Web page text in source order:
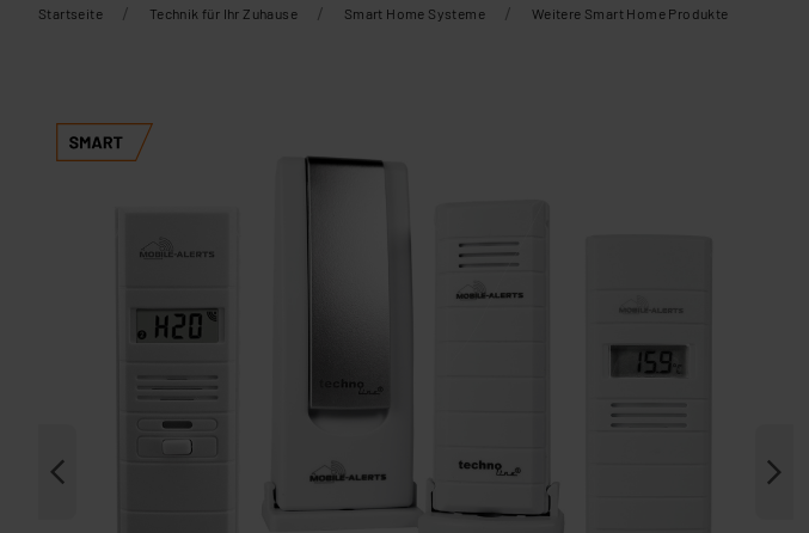
Startseite / Technik für Ihr Zuhause / Smart Home Systeme / Weitere Smart Home Produkte